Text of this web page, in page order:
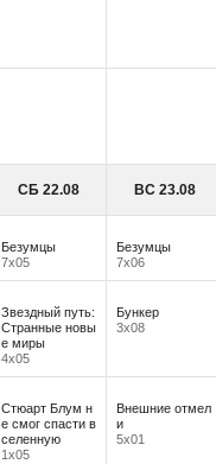
СБ 22.08 ВС 23.08
Безумцы
7х05
Безумцы
7х06
Звездный путь:
Странные новы
е миры
4х05
Бункер
3х08
Стюарт Блум н
е смог спасти в
селенную
1х05
Внешние отмел
и
5х01